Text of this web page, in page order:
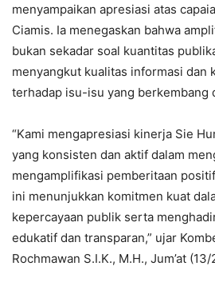
menyampaikan apresiasi atas
Ciamis. Ia menegaskan bahwa
bukan sekadar soal kuantitas
menyangkut kualitas informasi dan
terhadap isu-isu yang berkembang
“Kami mengapresiasi kinerja Sie
yang konsisten dan aktif dalam
mengamplifikasi pemberitaan
ini menunjukkan komitmen kuat
kepercayaan publik serta
edukatif dan transparan,” ujar
Rochmawan S.I.K., M.H., Jum’at